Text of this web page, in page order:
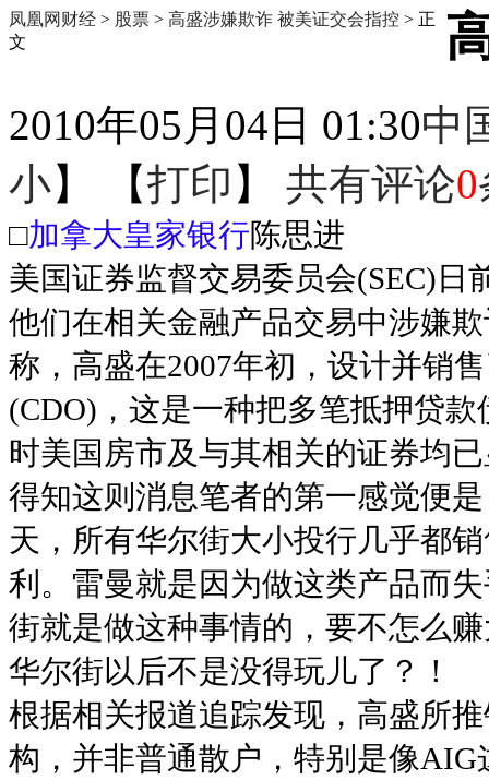
凤凰网财经 > 股票 > 高盛涉嫌欺诈 被美证交会指控 > 正
文
2010年05月04日 01:30中
小】 【打印 】 共有评论0
□加拿大皇家银行陈思进
美国证券监督交易委员会(SEC)日
他们在相关金融产品交易中涉嫌
称，高盛在2007年初，设计并销
(CDO)，这是一种把多笔抵押贷
时美国房市及与其相关的证券均
得知这则消息笔者的第一感觉便
天，所有华尔街大小投行几乎都
利。雷曼就是因为做这类产品而
街就是做这种事情的，要不怎么
华尔街以后不是没得玩儿了？！
根据相关报道追踪发现，高盛所
构，并非普通散户，特别是像